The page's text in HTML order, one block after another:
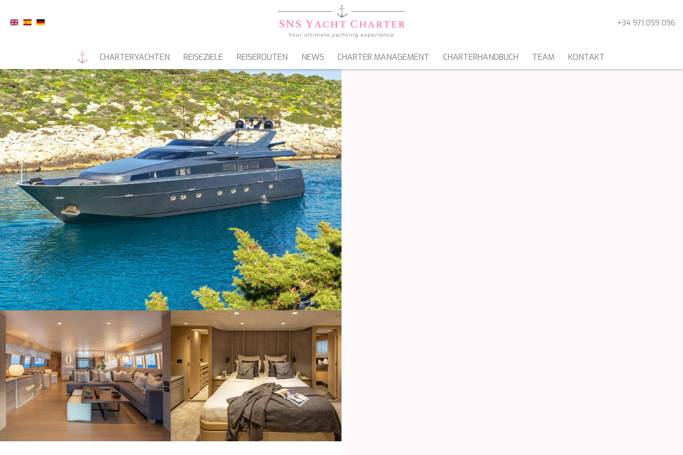
+34 971 059 096
CHARTERYACHTEN
MOTORYACHTEN SEGELYACHTEN GULETS & MOTORSEGLER KATAMARANE
REISEZIELE REISEROUTEN NEWS CHARTER MANAGEMENT CHARTERHANDBUCH TEAM KONTAKT
Cookies ändern
Technik und Funktional
Diese Website verwendet eigene Cookies, um Informationen zu sammeln, um unsere
Dienste zu verbessern. Wenn Sie weiter surfen, akzeptieren Sie deren Installation. Der
Benutzer hat die Möglichkeit, seinen Browser zu konfigurieren und auf Wunsch zu
verhindern, dass er auf seiner Festplatte installiert wird, obwohl er bedenken muss,
dass dies zu Schwierigkeiten beim Navigieren auf der Website führen kann.